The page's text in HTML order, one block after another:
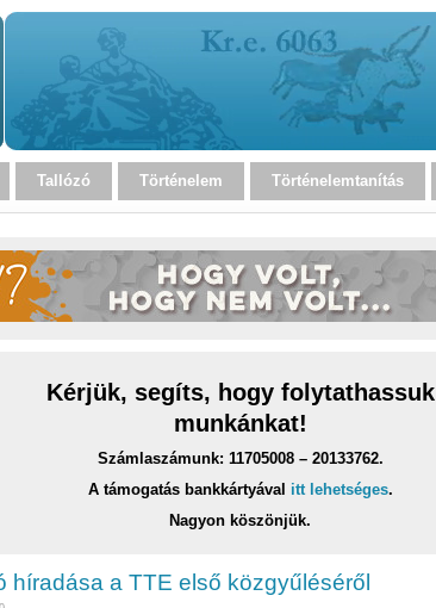
Tallózó Történelem Történelemtanítás
Kérjük, segíts, hogy folytathassuk
munkánkat!
Számlaszámunk: 11705008 – 20133762.
A támogatás bankkártyával itt lehetséges.
Nagyon köszönjük.
híradása a TTE első közgyűléséről